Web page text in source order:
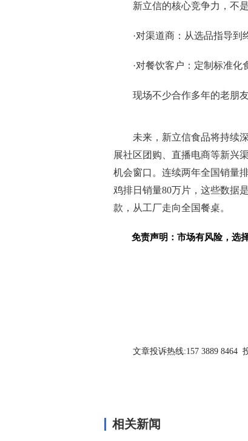
新立信的核心竞争力，不
·对渠道商：从选品指导到
·对餐饮客户：定制标准
现场不少合作多年的老朋
未来，新立信食品将持续
展社区团购、直播电商等新兴
机会窗口。连续两年全国销量
鸡排日销量80万片，这些数据
款，从工厂走向全国餐桌。
免责声明：市场有风险，选
文章投诉热线:157 3889 8464
相关新闻